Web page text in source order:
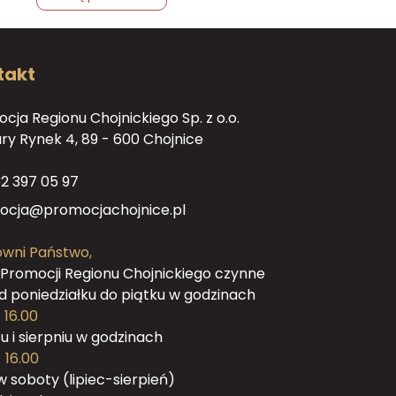
Regionu Chojnickiego Sp. z o.o.
Rynek 4, 89 - 600 Chojnice
397 05 97
Państwo,
Regionu Chojnickiego czynne
poniedziałku do piątku w godzinach
i sierpniu w godzinach
soboty (lipiec-sierpień)